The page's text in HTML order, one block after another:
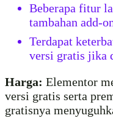
Beberapa fitur
tambahan add-
Terdapat
versi gratis jika
Harga: Elementor
versi gratis serta
gratisnya